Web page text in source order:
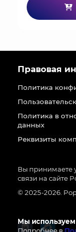
Мы
Правовая
Политика
Политика в
данных
Реквизиты
Вы принимаете
связи на сайте
© 2025-2026.